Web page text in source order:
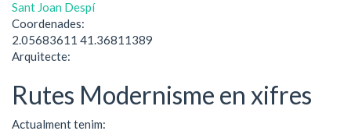
Sant Joan Despí
Coordenades:
2.05683611 41.36811389
Arquitecte:
Rutes Modernisme en xifres
Actualment tenim: